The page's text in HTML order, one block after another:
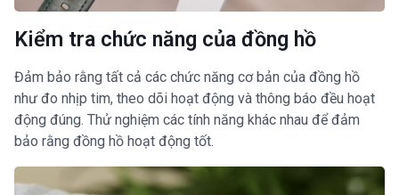
Kiểm tra chức năng của đồng hồ
Đảm bảo rằng tất cả các chức năng cơ bản của đồng hồ
như đo nhịp tim, theo dõi hoạt động và thông báo đều hoạt
động đúng. Thử nghiệm các tính năng khác nhau để đảm
bảo rằng đồng hồ hoạt động tốt.